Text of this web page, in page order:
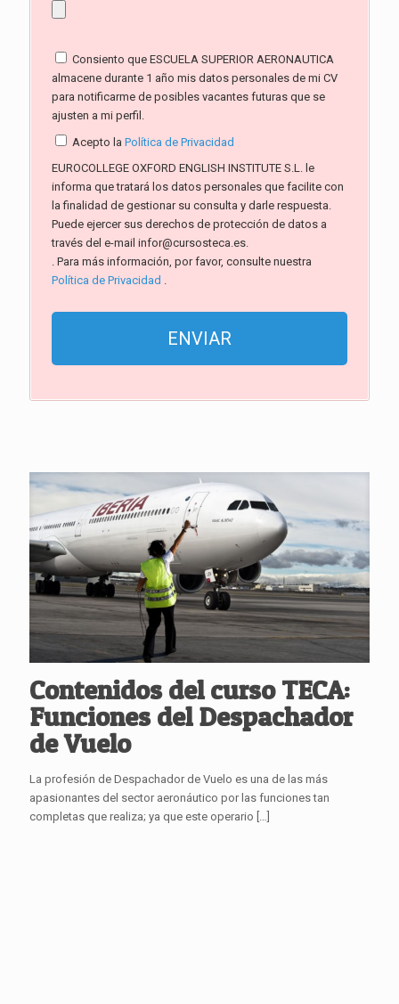
Consiento que ESCUELA SUPERIOR AERONAUTICA
almacene durante 1 año mis datos personales de mi CV
para notificarme de posibles vacantes futuras que se
ajusten a mi perfil.
Acepto la Política de Privacidad
EUROCOLLEGE OXFORD ENGLISH INSTITUTE S.L. le
informa que tratará los datos personales que facilite con
la finalidad de gestionar su consulta y darle respuesta.
Puede ejercer sus derechos de protección de datos a
través del e-mail infor@cursosteca.es.
. Para más información, por favor, consulte nuestra
Política de Privacidad .
Contenidos del curso TECA:
Funciones del Despachador
de Vuelo
La profesión de Despachador de Vuelo es una de las más
apasionantes del sector aeronáutico por las funciones tan
completas que realiza; ya que este operario […]